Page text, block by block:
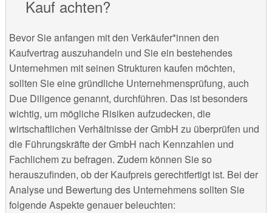
Kauf achten?
Bevor Sie anfangen mit den Verkäufer*innen den
Kaufvertrag auszuhandeln und Sie ein bestehendes
Unternehmen mit seinen Strukturen kaufen möchten,
sollten Sie eine gründliche Unternehmensprüfung, auch
Due Diligence genannt, durchführen. Das ist besonders
wichtig, um mögliche Risiken aufzudecken, die
wirtschaftlichen Verhältnisse der GmbH zu überprüfen und
die Führungskräfte der GmbH nach Kennzahlen und
Fachlichem zu befragen. Zudem können Sie so
herauszufinden, ob der Kaufpreis gerechtfertigt ist. Bei der
Analyse und Bewertung des Unternehmens sollten Sie
folgende Aspekte genauer beleuchten: